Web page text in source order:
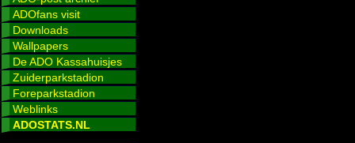
ADOfans visit
Downloads
Wallpapers
De ADO Kassahuisjes
Zuiderparkstadion
Foreparkstadion
Weblinks
ADOSTATS.NL